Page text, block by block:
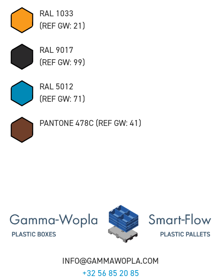
RAL 1033
(REF GW: 21)
RAL 9017
(REF GW: 99)
RAL 5012
(REF GW: 71)
PANTONE 478C (REF GW: 41)
INFO@GAMMAWOPLA.COM
+32 56 85 20 85